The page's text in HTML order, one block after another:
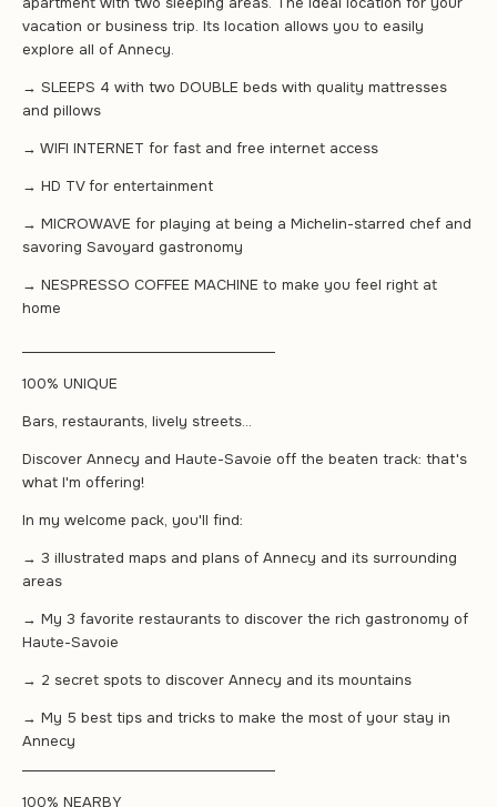
vacation or business trip. Its location allows you to easily
explore all of Annecy.
→ SLEEPS 4 with two DOUBLE beds with quality mattresses
and pillows
→ WIFI INTERNET for fast and free internet access
→ HD TV for entertainment
→ MICROWAVE for playing at being a Michelin-starred chef and
savoring Savoyard gastronomy
→ NESPRESSO COFFEE MACHINE to make you feel right at
home
100% UNIQUE
Bars, restaurants, lively streets...
Discover Annecy and Haute-Savoie off the beaten track: that's
what I'm offering!
In my welcome pack, you'll find:
→ 3 illustrated maps and plans of Annecy and its surrounding
areas
→ My 3 favorite restaurants to discover the rich gastronomy of
Haute-Savoie
→ 2 secret spots to discover Annecy and its mountains
→ My 5 best tips and tricks to make the most of your stay in
Annecy
100% NEARBY